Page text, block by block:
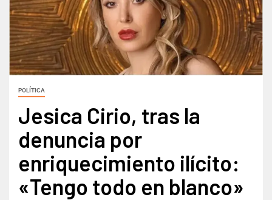
POLÍTICA
Jesica Cirio, tras la
denuncia por
enriquecimiento ilícito:
«Tengo todo en blanco»